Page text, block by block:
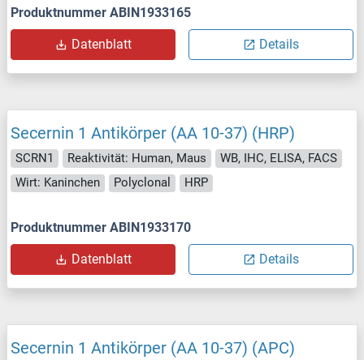
Produktnummer ABIN1933165
Datenblatt Details
Secernin 1 Antikörper (AA 10-37) (HRP)
SCRN1 Reaktivität: Human, Maus
WB, IHC, ELISA, FACS
Wirt: Kaninchen
Polyclonal HRP
Produktnummer ABIN1933170
Datenblatt Details
Secernin 1 Antikörper (AA 10-37) (APC)